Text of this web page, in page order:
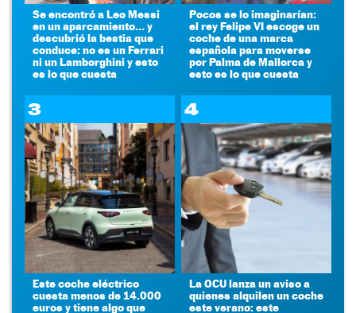
Se encontró a Leo Messi
en un aparcamiento... y
descubrió la bestia que
conduce: no es un Ferrari
ni un Lamborghini y esto
es lo que cuesta
Pocos se lo imaginarían:
el rey Felipe VI escoge un
coche de una marca
española para moverse
por Palma de Mallorca y
esto es lo que cuesta
3
Este coche eléctrico
cuesta menos de 14.000
euros y tiene algo que
4
La OCU lanza un aviso a
quienes alquilen un coche
este verano: este